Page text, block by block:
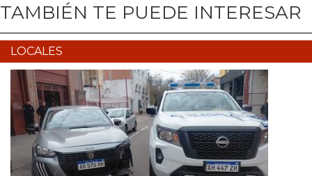
TAMBIÉN TE PUEDE INTERESAR
LOCALES